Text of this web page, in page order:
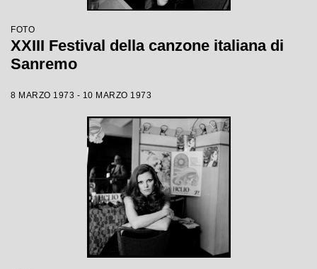
FOTO
XXIII Festival della canzone italiana di
Sanremo
8 MARZO 1973 - 10 MARZO 1973